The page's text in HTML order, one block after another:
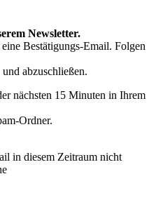
Newsletter.
Bestätigungs-Email. Folgen
abzuschließen.
nächsten 15 Minuten in Ihrem
Ordner.
in diesem Zeitraum nicht